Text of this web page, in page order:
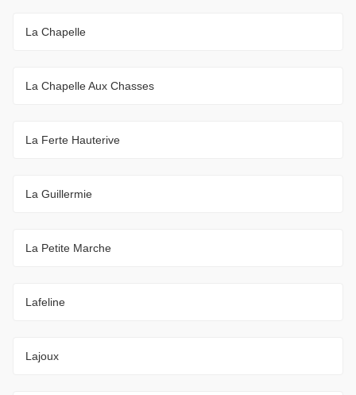
La Chapelle
La Chapelle Aux Chasses
La Ferte Hauterive
La Guillermie
La Petite Marche
Lafeline
Lajoux